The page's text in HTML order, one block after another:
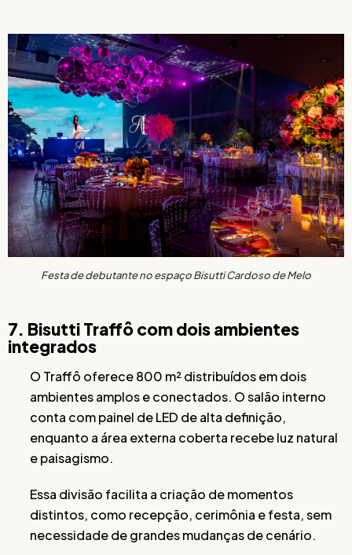
Festa de debutante no espaço Bisutti Cardoso de Melo
7. Bisutti Traffô com dois ambientes
integrados
O Traffô oferece 800 m² distribuídos em dois
ambientes amplos e conectados. O salão interno
conta com painel de LED de alta definição,
enquanto a área externa coberta recebe luz natural
e paisagismo.
Essa divisão facilita a criação de momentos
distintos, como recepção, cerimônia e festa, sem
necessidade de grandes mudanças de cenário.